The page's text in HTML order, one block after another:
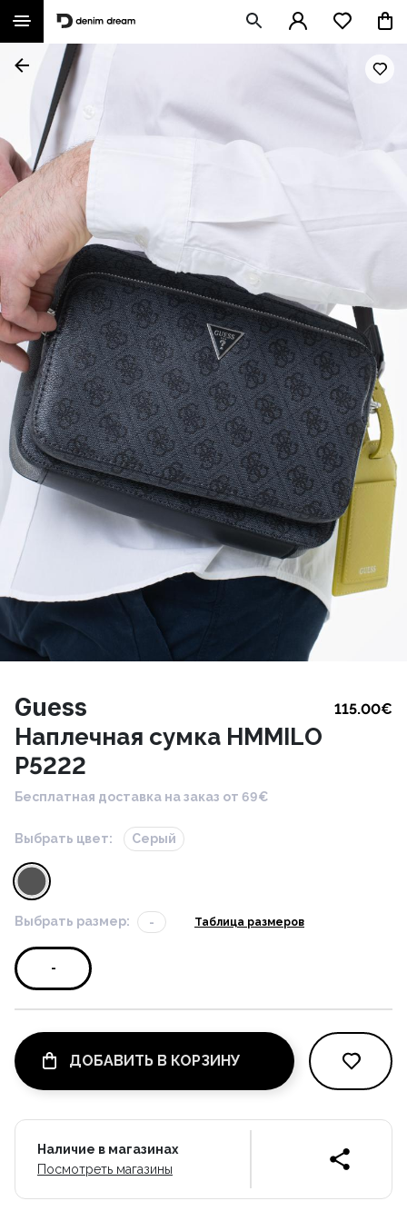
Guess 115.00€
Наплечная сумка HMMILO
P5222
Бесплатная доставка на заказ от 69€
Выбрать цвет: Серый
Выбрать размер: - Таблица размеров
-
ДОБАВИТЬ В КОРЗИНУ
Наличие в магазинах
Посмотреть магазины